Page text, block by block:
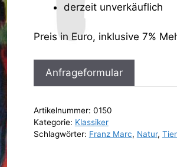
derzeit unverkäuflich
Preis in Euro, inklusive 7%
Anfrageformular
Artikelnummer: 0150
Kategorie: Klassiker
Schlagwörter: Franz Marc, Natur,